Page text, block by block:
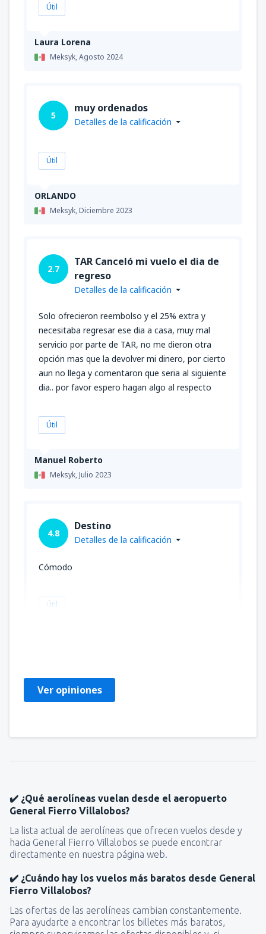
Laura Lorena
Meksyk,Agosto 2024
Útil
ORLANDO
Meksyk,Diciembre 2023
5
muy ordenados
Detalles de la calificación
Útil
Manuel Roberto
Meksyk,Julio 2023
2.7
TAR Canceló mi vuelo el dia de
regreso
Detalles de la calificación
Solo ofrecieron reembolso y el 25% extra y
necesitaba regresar ese dia a casa, muy mal
servicio por parte de TAR, no me dieron otra
opción mas que la devolver mi dinero, por cierto
aun no llega y comentaron que seria al siguiente
dia.. por favor espero hagan algo al respecto
Útil
4.8
Destino
Detalles de la calificación
Cómodo
Útil
Ver opiniones
✔️ ¿Qué aerolíneas vuelan desde el aeropuerto
General Fierro Villalobos?
La lista actual de aerolíneas que ofrecen vuelos desde y
hacia General Fierro Villalobos se puede encontrar
directamente en nuestra página web.
✔️ ¿Cuándo hay los vuelos más baratos desde General
Fierro Villalobos?
Las ofertas de las aerolíneas cambian constantemente.
Para ayudarte a encontrar los billetes más baratos,